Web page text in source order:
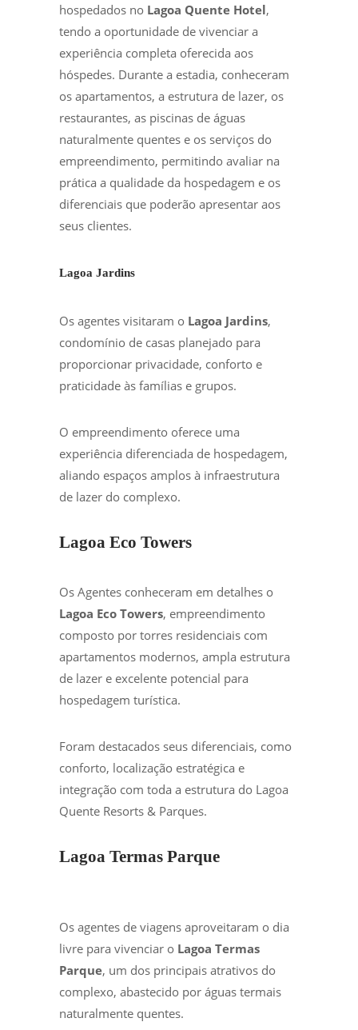
hospedados no Lagoa Quente Hotel,
tendo a oportunidade de vivenciar a
experiência completa oferecida aos
hóspedes. Durante a estadia, conheceram
os apartamentos, a estrutura de lazer, os
restaurantes, as piscinas de águas
naturalmente quentes e os serviços do
empreendimento, permitindo avaliar na
prática a qualidade da hospedagem e os
diferenciais que poderão apresentar aos
seus clientes.
Lagoa Jardins
Os agentes visitaram o Lagoa Jardins,
condomínio de casas planejado para
proporcionar privacidade, conforto e
praticidade às famílias e grupos.
O empreendimento oferece uma
experiência diferenciada de hospedagem,
aliando espaços amplos à infraestrutura
de lazer do complexo.
Lagoa Eco Towers
Os Agentes conheceram em detalhes o
Lagoa Eco Towers, empreendimento
composto por torres residenciais com
apartamentos modernos, ampla estrutura
de lazer e excelente potencial para
hospedagem turística.
Foram destacados seus diferenciais, como
conforto, localização estratégica e
integração com toda a estrutura do Lagoa
Quente Resorts & Parques.
Lagoa Termas Parque
Os agentes de viagens aproveitaram o dia
livre para vivenciar o Lagoa Termas
Parque, um dos principais atrativos do
complexo, abastecido por águas termais
naturalmente quentes.